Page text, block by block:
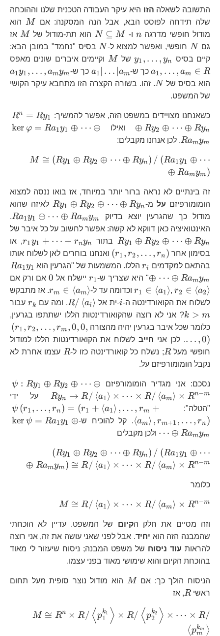
התשובה לשאלה הזו היא עיקר העבודה הטכנית שלנו וההוכחה
שלה תידחה לפוסט הבא, אבל הנה המסקנה: אם
M
M הוא
מודול חופשי מדרגה
n n ו-
N\subseteq
M
N ⊆ M הוא תת-מודול של M
M אז
גם
N N חופשי, ואפשר למצוא ל-
N
N בסיס "נחמד" במובן הבא:
קיים בסיס
y_{1},\dots,y_{n}
y1 , … , yn של M
M וקיימים איברים שונים מאפס
a1, … , am ∈ R כך ש-
a_{1}|\dots|a_{m}
a1 … am כך ש- a1y1 , … , amym
הוא בסיס של N N. זהו. בשורה הקצרה הזו מתחבא עיקר הקושי
של המשפט.
כשאנחנו מצויידים במשפט הזה, אפשר להמשיך: Rn = Ry1
⊕ Ry2 ⊕ ⋯ ⊕ Ryn ואילו ker φ = Ra1y1 ⊕ ⋯ ⊕
Ramym . לכן אנחנו מקבלים:
M ≅ (Ry1 ⊕ Ry2 ⊕ ⋯ ⊕ Ryn ) / (Ra1y1 ⊕ ⋯
⊕ Ramym )
זה בינתיים לא נראה ברור יותר במיוחד, אז בואו ננסה למצוא
הומומורפיזם עלמ-
Ry_{n}
Ry1 ⊕ Ry2 ⊕ ⋯ ⊕ Ryn
לאיזה שהוא
מודול כך שהגרעין יוצא בדיוק
Ra1y1 ⊕ ⋯ ⊕ Ramym
.
האינטואיציה כאן דווקא לא קשה: אפשר לחשוב על כל איבר של
Ry1 ⊕ Ry2 ⊕ ⋯ ⊕ Ryn בתור r1y1 + ⋯ + rnyn
, או
בסימון אחר
(r1 , r2, … , rn )
ואנחנו בוחרים לאן לשלוח אותו
בהתאם למקדמים
r_{i} ri הללו. המשמעות של "הגרעין הוא Ra1y1
⊕ ⋯ ⊕ Ramym " היא שצריך ש-
r_{1}
r1 יישלח אל 0
0 אם ורק אם
r1 ∈ ⟨a1⟩,
r_{2}\in\left\langle
a_{2}\right\rangle
r2 ∈ ⟨a2⟩ וכדומה עד ל- rm ∈ ⟨am⟩
. אז מתבקש
לשלוח את הקואורדינטה ה-
i i-ית אל
R/\left\langle
R/ ⟨ai ⟩ . ומה עם r_{k}
rk עבור
k > m
? אני לא רוצה שהקואורדינטות הללו ישתתפו בגרעין,
כלומר שכל איבר בגרעין יהיה מהצורה
(r1 , r2, … , rm ,0,0,
… ,0) . לכן אני חייבלשלוח את הקואורדינטות הללו למודול
חופשי מעל
R R; נשלח כל קואורדינטה כזו ל-
R
R עצמו אחרת לא
נקבל הומומורפיזם על.
נסכם: אני מגדיר הומומורפיזם ψ : Ry1 ⊕ Ry2 ⊕ ⋯ ⊕
Ryn → R/ ⟨a1⟩ × ⋯ × R/ ⟨am⟩ × Rn−m
על ידי
"הטלה":
ψ (r1 , … , rn ) = (r1 + ⟨a1⟩ , … , rm +
⟨am⟩ , rm+1 , … , rn ) . קל להוכיח ש- ker ψ = Ra1y1 ⊕
⋯ ⊕ Ramym ולכן מקבלים
(Ry1 ⊕ Ry2 ⊕ ⋯ ⊕ Ryn ) / (Ra1y1 ⊕ ⋯
⊕ Ramym ) ≅ R/ ⟨a1⟩ × ⋯ × R/ ⟨am⟩ × Rn−m
כלומר
M\cong
R/\left\langle
M ≅ R/ ⟨a1⟩ × ⋯ × R/ ⟨am⟩ × Rn−m
וזה מסיים את חלק הקיום של המשפט. עדיין לא הוכחתי
שהמבנה הזה הוא יחיד. אבל לפני שאני עושה את זה, אני רוצה
להראות עוד ניסוח של משפט המבנה; ניסוח שיעזור לי מאוד
בהוכחת הקיום והוא שימושי מאוד בפני עצמו.
הניסוח הולך כך: אם M M הוא מודול נוצר סופית מעל תחום
ראשיR, אז
R/
M ≅ Rn × R/ ⟨p1
k1 ⟩ × R/ ⟨p2
k2 ⟩ × ⋯ × R/
⟨pm
km ⟩